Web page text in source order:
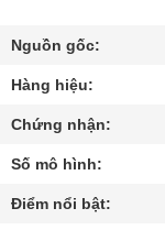
NHÀ
MÁY
KIỂM
SOÁT
Nguồn gốc:
Hàng hiệu:
Chứng nhận:
Số mô hình:
Điểm nổi bật: